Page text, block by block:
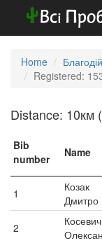
Home
Registered:
Distance: 10км
Bib
number
Name
1
Козак
Дмитро
2
Косевич